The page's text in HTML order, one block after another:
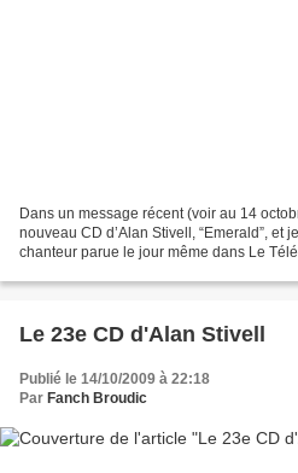
Dans un message récent (voir au 14
nouveau CD d’Alan Stivell, “Emerald”, et
chanteur parue le jour même dans Le
Le 23e CD d'Alan Stivell
Publié le 14/10/2009 à 22:18
Par Fanch Broudic